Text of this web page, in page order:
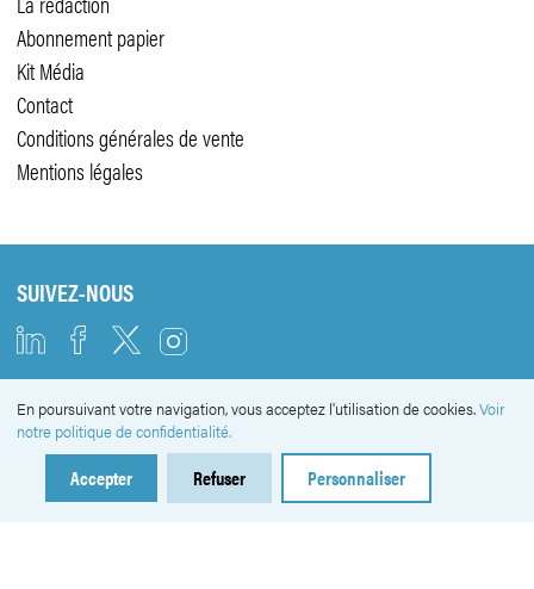
Abonnement papier
Kit Média
Contact
Conditions générales de vente
Mentions légales
SUIVEZ-NOUS
NEWSLETTER
En poursuivant votre navigation, vous acceptez l'utilisation de cookies.Voir
notre politique de confidentialité.
Accepter Refuser Personnaliser